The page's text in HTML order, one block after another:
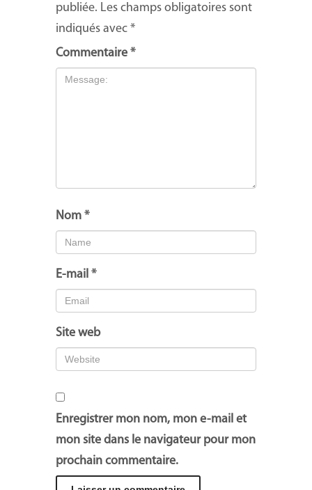
publiée. Les champs obligatoires sont
indiqués avec *
Commentaire *
Nom *
E-mail *
Site web
Enregistrer mon nom, mon e-mail et
mon site dans le navigateur pour mon
prochain commentaire.